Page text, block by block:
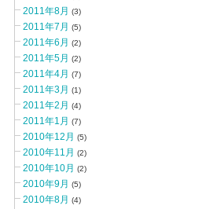
2011年8月 (3)
2011年7月 (5)
2011年6月 (2)
2011年5月 (2)
2011年4月 (7)
2011年3月 (1)
2011年2月 (4)
2011年1月 (7)
2010年12月 (5)
2010年11月 (2)
2010年10月 (2)
2010年9月 (5)
2010年8月 (4)